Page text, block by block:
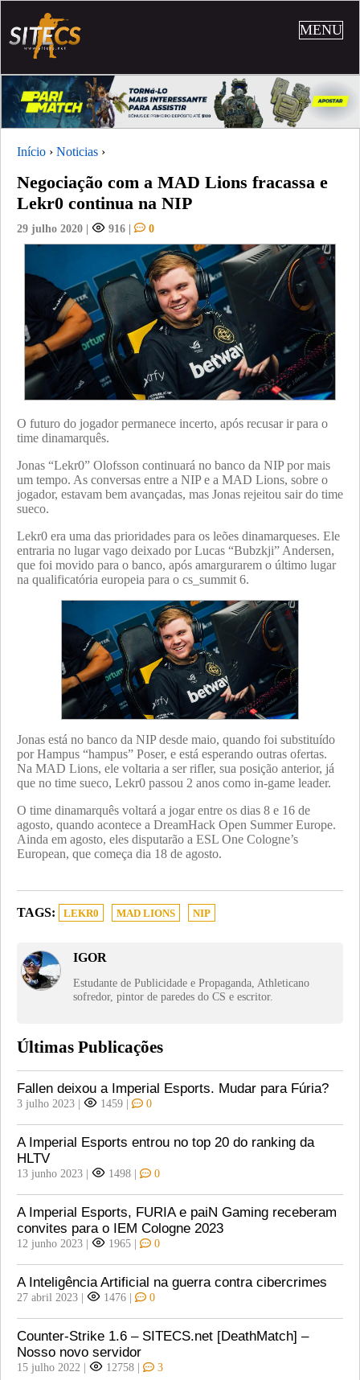
MENU
Início › Noticias ›
Negociação com a MAD Lions fracassa e
Lekr0 continua na NIP
29 julho 2020 | 916 | 0
O futuro do jogador permanece incerto, após recusar ir para o
time dinamarquês.
Jonas “Lekr0” Olofsson continuará no banco da NIP por mais
um tempo. As conversas entre a NIP e a MAD Lions, sobre o
jogador, estavam bem avançadas, mas Jonas rejeitou sair do time
sueco.
Lekr0 era uma das prioridades para os leões dinamarqueses. Ele
entraria no lugar vago deixado por Lucas “Bubzkji” Andersen,
que foi movido para o banco, após amargurarem o último lugar
na qualificatória europeia para o cs_summit 6.
Jonas está no banco da NIP desde maio, quando foi substituído
por Hampus “hampus” Poser, e está esperando outras ofertas.
Na MAD Lions, ele voltaria a ser rifler, sua posição anterior, já
que no time sueco, Lekr0 passou 2 anos como in-game leader.
O time dinamarquês voltará a jogar entre os dias 8 e 16 de
agosto, quando acontece a DreamHack Open Summer Europe.
Ainda em agosto, eles disputarão a ESL One Cologne’s
European, que começa dia 18 de agosto.
TAGS: LEKR0 MAD LIONS NIP
IGOR
Estudante de Publicidade e Propaganda, Athleticano
sofredor, pintor de paredes do CS e escritor.
Últimas Publicações
Fallen deixou a Imperial Esports. Mudar para Fúria?
3 julho 2023 | 1459 | 0
A Imperial Esports entrou no top 20 do ranking da
HLTV
13 junho 2023 | 1498 | 0
A Imperial Esports, FURIA e paiN Gaming receberam
convites para o IEM Cologne 2023
12 junho 2023 | 1965 | 0
A Inteligência Artificial na guerra contra cibercrimes
27 abril 2023 | 1476 | 0
Counter-Strike 1.6 – SITECS.net [DeathMatch] –
Nosso novo servidor
15 julho 2022 | 12758 | 3